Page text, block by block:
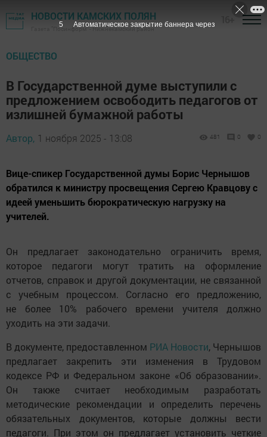
НОВОСТИ КАМСКИХ ПОЛЯН
Газета "Посинформ" - Нижнекамский район
ОБЩЕСТВО
В Государственной думе выступили с
предложением освободить педагогов от
излишней бумажной работы
Автор, 1 ноября 2025 - 13:08 481 0 0
Вице-спикер Государственной думы Борис Чернышов
обратился к министру просвещения Сергею Кравцову с
идеей уменьшить бюрократическую нагрузку на
учителей.
Он предлагает законодательно ограничить время,
которое педагоги могут тратить на оформление
отчетов, справок и другой документации, не связанной
с учебным процессом. Согласно его предложению,
не более 10% рабочего времени учителя должно
уходить на эти задачи.
В документе, предоставленном РИА Новости, Чернышов
предлагает закрепить эти изменения в Трудовом
кодексе РФ и Федеральном законе «Об образовании».
Он также считает необходимым разработать
методические рекомендации и определить перечень
обязательных документов, которые должны вести
педагоги. При этом он предлагает установить четкие
4 Автоматическое закрытие баннера через